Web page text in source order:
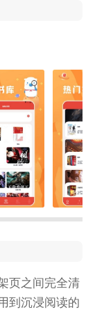
页之间完全清
到沉浸阅读的